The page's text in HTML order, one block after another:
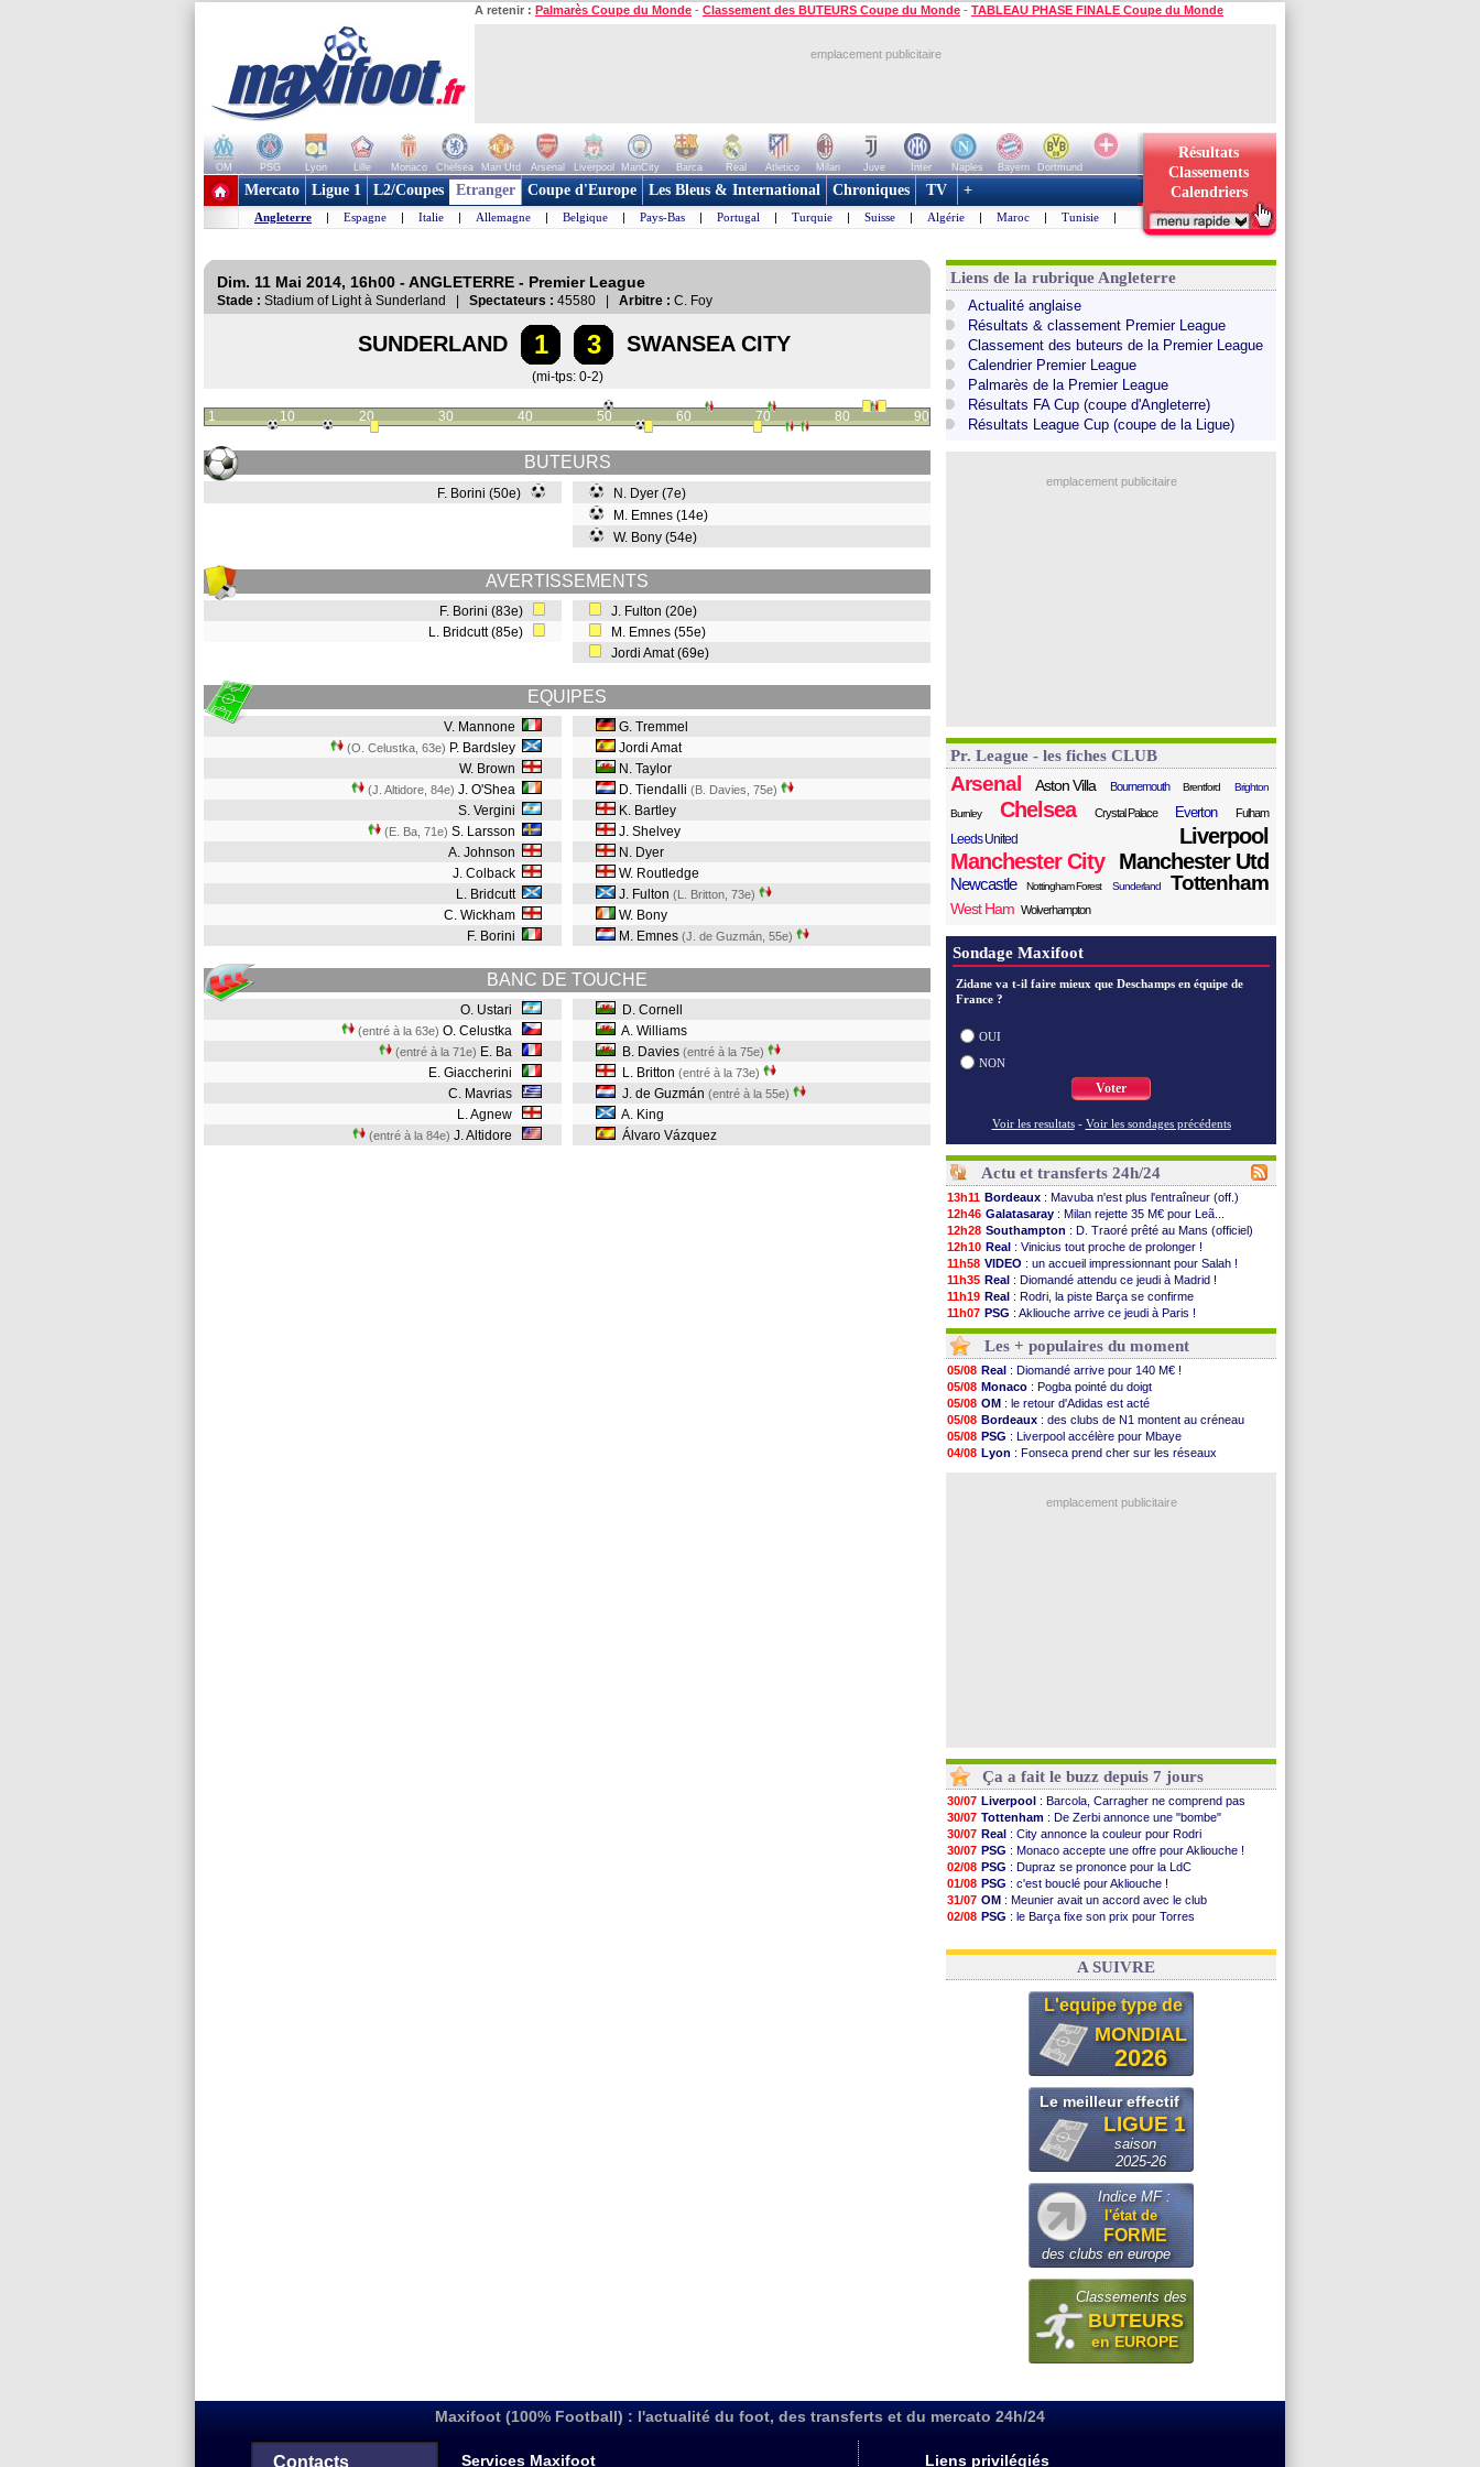
A retenir : Palmarès Coupe du Monde - Classement des BUTEURS Coupe du Monde - TABLEAU PHASE FINALE Coupe du Monde
emplacement publicitaire
OM PSG Lyon Lille Monaco Chelsea Man Utd Arsenal Liverpool ManCity Barca Real Atletico Milan Juve Inter Naples Bayern
Dortmund
+ de clubs
Résultats
Classements
Calendriers
Mercato Ligue 1 L2/Coupes Etranger Coupe d'Europe Les Bleus & International Chroniques TV +
Angleterre | Espagne | Italie | Allemagne | Belgique | Pays-Bas | Portugal | Turquie | Suisse | Algérie | Maroc | Tunisie |
Dim. 11 Mai 2014, 16h00 - ANGLETERRE - Premier League
Stade : Stadium of Light à Sunderland | Spectateurs : 45580 | Arbitre : C. Foy
SUNDERLAND 1 3 SWANSEA CITY
(mi-tps: 0-2)
1 10 20 30 40 50 60 70 80 90
BUTEURS
F. Borini (50e)
N. Dyer (7e)
M. Emnes (14e)
W. Bony (54e)
AVERTISSEMENTS
F. Borini (83e)
L. Bridcutt (85e)
J. Fulton (20e)
M. Emnes (55e)
Jordi Amat (69e)
EQUIPES
V. Mannone
(O. Celustka, 63e) P. Bardsley
W. Brown
(J. Altidore, 84e) J. O'Shea
S. Vergini
(E. Ba, 71e) S. Larsson
A. Johnson
J. Colback
L. Bridcutt
C. Wickham
F. Borini
G. Tremmel
Jordi Amat
N. Taylor
D. Tiendalli (B. Davies, 75e)
K. Bartley
J. Shelvey
N. Dyer
W. Routledge
J. Fulton (L. Britton, 73e)
W. Bony
M. Emnes (J. de Guzmán, 55e)
BANC DE TOUCHE
O. Ustari
(entré à la 63e) O. Celustka
(entré à la 71e) E. Ba
E. Giaccherini
C. Mavrias
L. Agnew
(entré à la 84e) J. Altidore
D. Cornell
A. Williams
B. Davies (entré à la 75e)
L. Britton (entré à la 73e)
J. de Guzmán (entré à la 55e)
A. King
Álvaro Vázquez
Liens de la rubrique Angleterre
Actualité anglaise
Résultats & classement Premier League
Classement des buteurs de la Premier League
Calendrier Premier League
Palmarès de la Premier League
Résultats FA Cup (coupe d'Angleterre)
Résultats League Cup (coupe de la Ligue)
emplacement publicitaire
Pr. League - les fiches CLUB
Arsenal Aston Villa Bournemouth Brentford Brighton
Burnley Chelsea Crystal Palace Everton Fulham
Leeds United
Liverpool
Manchester City
Manchester Utd
Newcastle Nottingham Forest Sunderland Tottenham
West Ham Wolverhampton
Sondage Maxifoot
Zidane va t-il faire mieux que Deschamps en équipe de
France ?
OUI
NON
Voter
Voir les resultats - Voir les sondages précédents
Actu et transferts 24h/24
13h11 Bordeaux : Mavuba n'est plus l'entraîneur (off.)
12h46 Galatasaray : Milan rejette 35 M€ pour Leã...
12h28 Southampton : D. Traoré prêté au Mans (officiel)
12h10 Real : Vinicius tout proche de prolonger !
11h58 VIDEO : un accueil impressionnant pour Salah !
11h35 Real : Diomandé attendu ce jeudi à Madrid !
11h19 Real : Rodri, la piste Barça se confirme
11h07 PSG : Akliouche arrive ce jeudi à Paris !
10h53 Médias: la Liga quitte beIN Sports !
10h36
PSG : pas d'inquiétude pour Rafael Pol
10h13 Real: ça se complique pour Rodri !
09h51
Barça: Ferran Torres donne son feu vert au ...
09h32
FIFA: des excuses après le projet
09h11
Abha : c'est fait pour Fekir (officiel)
08h57
Real: réponse imminente de Vinicius
08h39
Arsenal : Nørgaard transféré à Everton (off.)
08h22
Al-Ahli : Deschamps a discuté !
: Zabiri n'est pas fan de la L1
Les + populaires du moment
05/08 Real : Diomandé arrive pour 140 M€ !
05/08 Monaco : Pogba pointé du doigt
05/08 OM : le retour d'Adidas est acté
05/08 Bordeaux : des clubs de N1 montent au créneau
05/08 PSG : Liverpool accélère pour Mbaye
04/08 Lyon : Fonseca prend cher sur les réseaux
emplacement publicitaire
Ça a fait le buzz depuis 7 jours
30/07 Liverpool : Barcola, Carragher ne comprend pas
30/07 Tottenham : De Zerbi annonce une "bombe"
30/07 Real : City annonce la couleur pour Rodri
30/07 PSG : Monaco accepte une offre pour Akliouche !
02/08 PSG : Dupraz se prononce pour la LdC
01/08 PSG : c'est bouclé pour Akliouche !
31/07 OM : Meunier avait un accord avec le club
02/08 PSG : le Barça fixe son prix pour Torres
03/08 FIFA: Infantino sollicite Trump
A SUIVRE
L'equipe type de
MONDIAL
2026
Le meilleur effectif
LIGUE 1
saison
2025-26
Indice MF :
l'état de
FORME
des clubs en europe
Classements des
BUTEURS
en EUROPE
Maxifoot (100% Football) : l'actualité du foot, des transferts et du mercato 24h/24
Contacts Services Maxifoot Liens privilégiés